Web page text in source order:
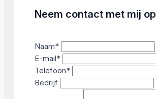
Neem contact met mij op
Naam*
E-mail*
Telefoon*
Bedrijf